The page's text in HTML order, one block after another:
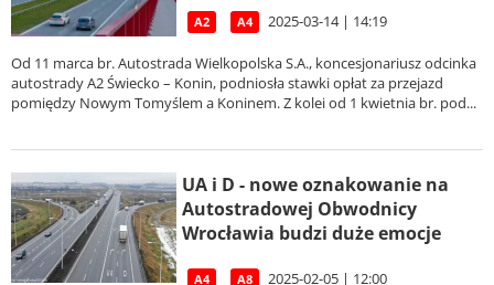
A2 A4 2025-03-14 | 14:19
Od 11 marca br. Autostrada Wielkopolska S.A., koncesjonariusz odcinka
autostrady A2 Świecko – Konin, podniosła stawki opłat za przejazd
pomiędzy Nowym Tomyślem a Koninem. Z kolei od 1 kwietnia br. pod...
UA i D - nowe oznakowanie na
Autostradowej Obwodnicy
Wrocławia budzi duże emocje
A4 A8 2025-02-05 | 12:00